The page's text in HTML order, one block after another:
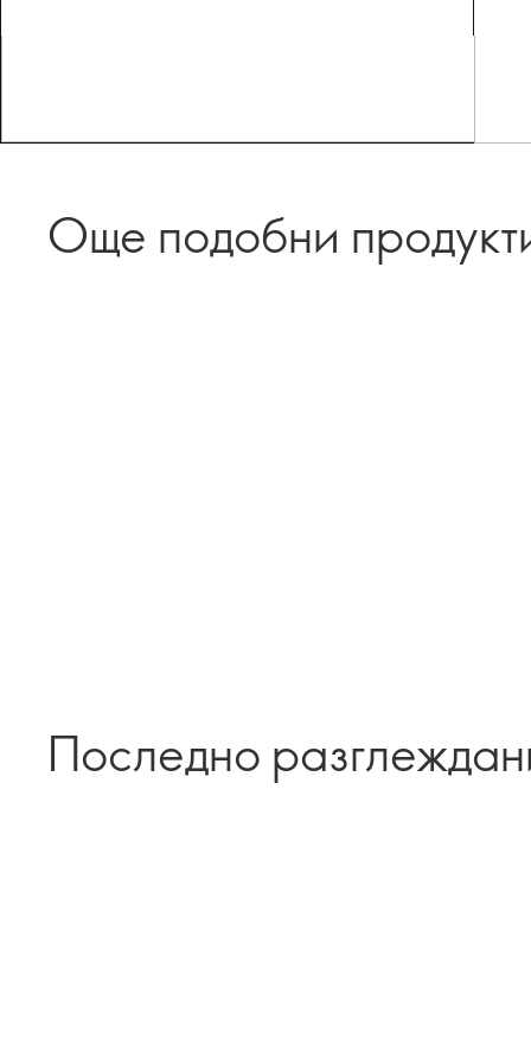
Още подобни
Последно